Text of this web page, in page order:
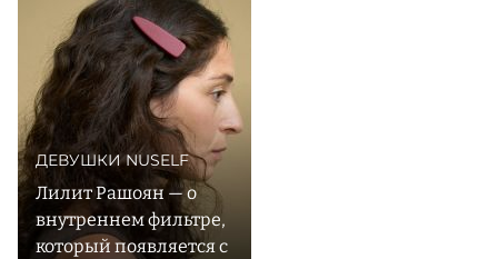
заколкой на бегу — основательницы бренда уверены,
что эти детали способны подчеркнуть естественную
красоту волос и трансформировать любой образ за
считанные минуты. Все аксессуары из шелка, акрила и
рога производятся в небольших семейных мастерских
ДЕВУШКИ NUSELF
Лилит Рашоян — о
внутреннем фильтре,
который появляется с